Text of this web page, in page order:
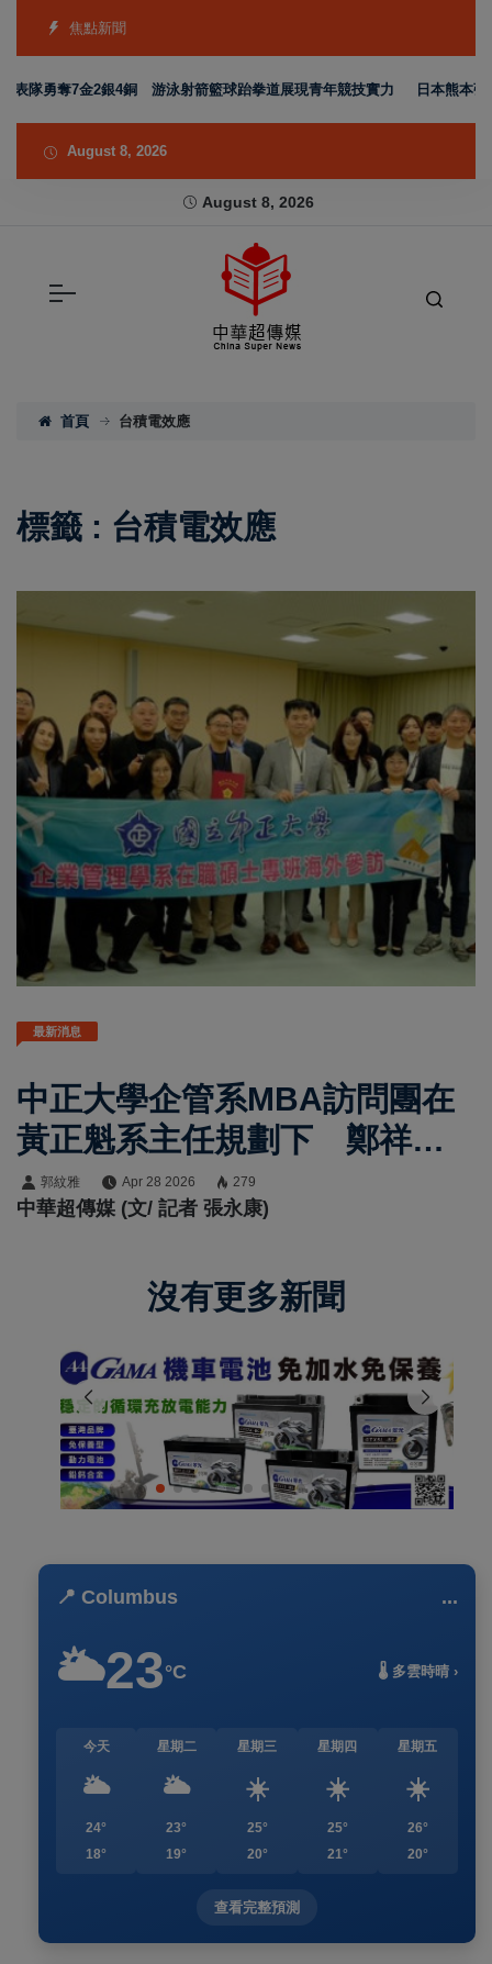
焦點新聞
隊勇奪7金2銀4銅 游泳射箭籃球跆拳道展現青年競技實力 日本熊本強
August 8, 2026
August 8, 2026
首頁 台積電效應
標籤 : 台積電效應
最新消息
中正大學企管系MBA訪問團在
黃正魁系主任規劃下 鄭祥麟
教授帶隊參訪熊本市政府 日
方接待團隊由經濟觀光局創業
親自接待解析台積電效應下地
方創生轉型策略
郭紋雅 Apr 28 2026 279
中華超傳媒 (文/ 記者 張永康)
沒有更多新聞
📍 Columbus ...
🌥️23°C 🌡️ 多雲時晴 ›
今天
🌥️
24°
18°
星期二
🌥️
23°
19°
星期三
☀️
25°
20°
星期四
☀️
25°
21°
星期五
☀️
26°
20°
查看完整預測